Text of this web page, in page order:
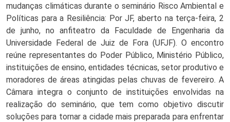
mudanças climáticas durante o seminário Risco Ambiental e
Políticas para a Resiliência: Por JF, aberto na terça-feira, 2
de junho, no anfiteatro da Faculdade de Engenharia da
Universidade Federal de Juiz de Fora (UFJF). O encontro
reúne representantes do Poder Público, Ministério Público,
instituições de ensino, entidades técnicas, setor produtivo e
moradores de áreas atingidas pelas chuvas de fevereiro. A
Câmara integra o conjunto de instituições envolvidas na
realização do seminário, que tem como objetivo discutir
soluções para tornar a cidade mais preparada para enfrentar